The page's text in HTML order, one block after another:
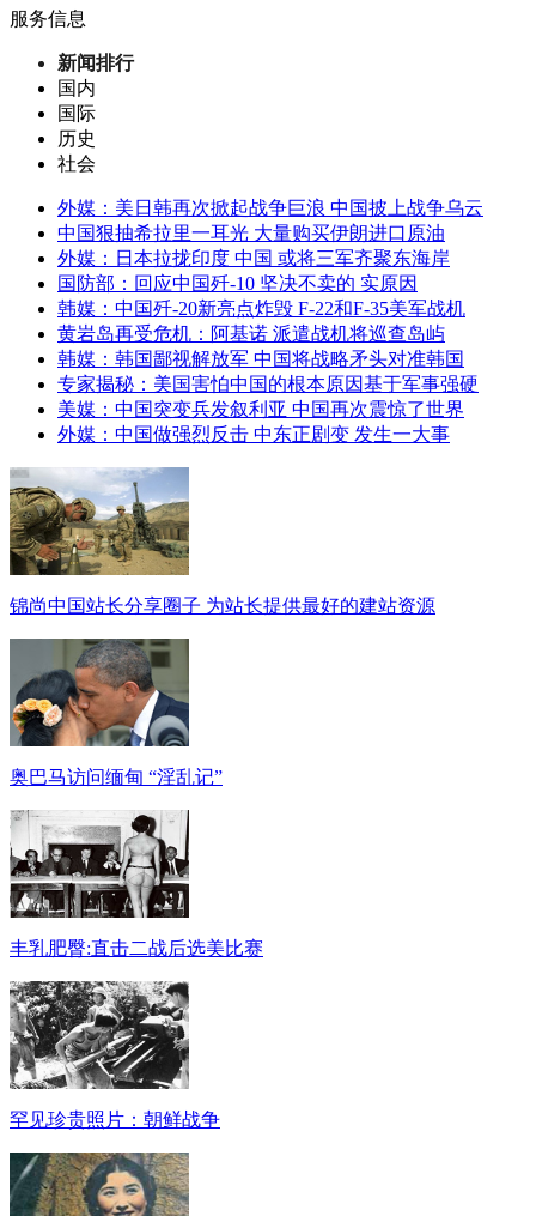
服务信息
新闻排行
国内
国际
历史
社会
外媒：美日韩再次掀起战争巨浪 中国披上战争乌云
中国狠抽希拉里一耳光 大量购买伊朗进口原油
外媒：日本拉拢印度 中国 或将三军齐聚东海岸
国防部：回应中国歼-10 坚决不卖的 实原因
韩媒：中国歼-20新亮点炸毁 F-22和F-35美军战机
黄岩岛再受危机：阿基诺 派遣战机将巡查岛屿
韩媒：韩国鄙视解放军 中国将战略矛头对准韩国
专家揭秘：美国害怕中国的根本原因基于军事强硬
美媒：中国突变兵发叙利亚 中国再次震惊了世界
外媒：中国做强烈反击 中东正剧变 发生一大事
锦尚中国站长分享圈子 为站长提供最好的建站资源
奥巴马访问缅甸 “淫乱记”
丰乳肥臀:直击二战后选美比赛
罕见珍贵照片：朝鲜战争